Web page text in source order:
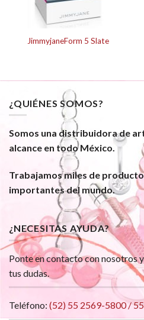
JimmyjaneForm 5 Slate
¿QUIÉNES SOMOS?
Somos una distribuidora de
alcance en todo México.
Trabajamos miles de
importantes del mundo.
¿NECESITAS AYUDA?
Ponte en contacto con nosotros
tus dudas.
Teléfono: (52) 55 2569-5800 /